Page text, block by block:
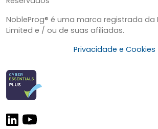
NobleProg® é uma marca registrada da
Limited e / ou de suas afiliadas.
Privacidade e Cookies